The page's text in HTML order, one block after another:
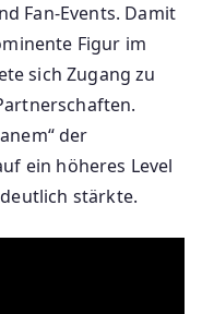
Fan-Events. Damit
Figur im
sich Zugang zu
der
ein höheres Level
stärkte.